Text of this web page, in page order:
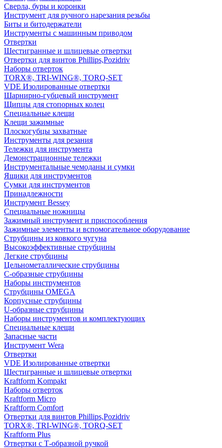
Сверла, буры и коронки
Инструмент для ручного нарезания резьбы
Биты и битодержатели
Инструменты с машинным приводом
Отвертки
Шестигранные и шлицевые отвертки
Отвертки для винтов Phillips,Pozidriv
Наборы отверток
TORX®, TRI-WING®, TORQ-SET
VDE Изолированные отвертки
Шарнирно-губцевый инструмент
Щипцы для стопорных колец
Специальные клещи
Клещи зажимные
Плоскогубцы захватные
Инструменты для резания
Тележки для инструмента
Демонстрационные тележки
Инструментальные чемоданы и сумки
Ящики для инструментов
Сумки для инструментов
Принадлежности
Инструмент Bessey
Специальные ножницы
Зажимный инструмент и приспособления
Зажимные элементы и вспомогательное оборудование
Струбцины из ковкого чугуна
Высокоэффективные струбцины
Легкие струбцины
Цельнометаллические струбцины
C-образные струбцины
Наборы инструментов
Струбцины OMEGA
Корпусные струбцины
U-образные струбцины
Наборы инструментов и комплектующих
Специальные клещи
Запасные части
Инструмент Wera
Отвертки
VDE Изолированные отвертки
Шестигранные и шлицевые отвертки
Kraftform Kompakt
Наборы отверток
Kraftform Micro
Kraftform Comfort
Отвертки для винтов Phillips,Pozidriv
TORX®, TRI-WING®, TORQ-SET
Kraftform Plus
Отвертки с Т-образной ручкой